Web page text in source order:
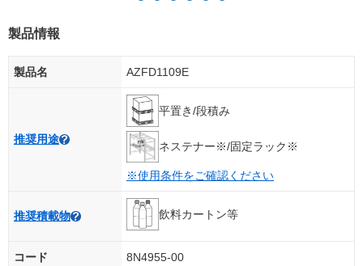
製品情報
製品名 AZFD1109E
推奨用途
平置き/段積み
ネステナー※/固定ラック※
※使用条件をご確認ください
推奨積載物 飲料カートン等
コード 8N4955-00